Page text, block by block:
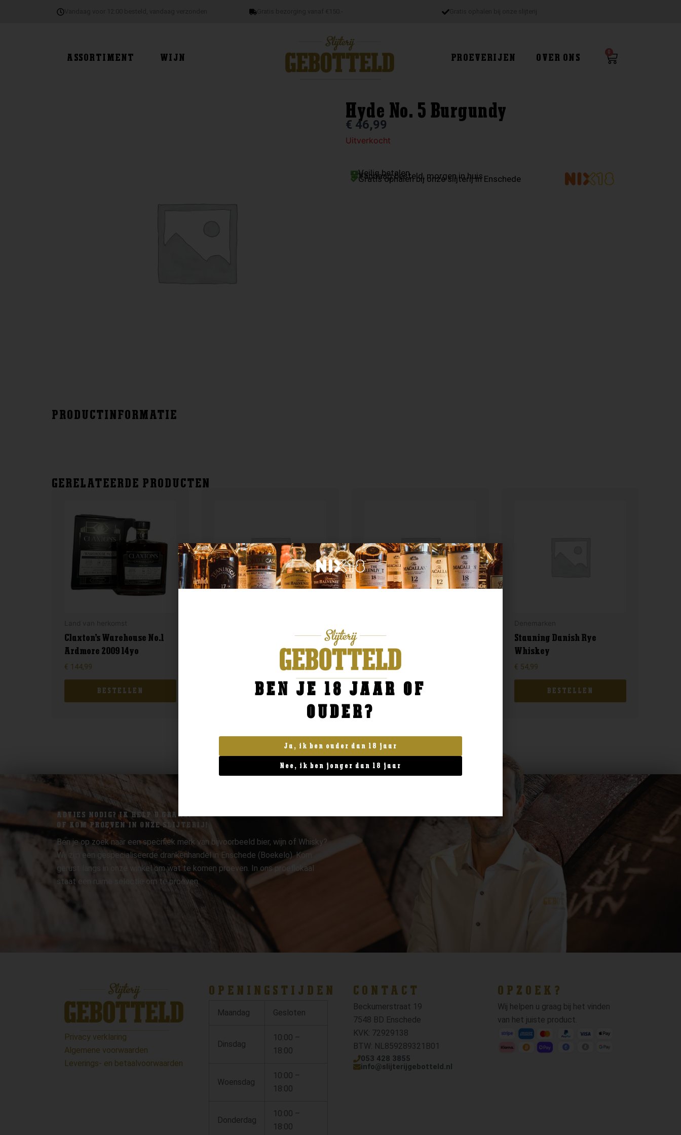
ASSORTIMENT WIJN PROEVERIJEN OVER ONS
0
Winkelwagen
Hyde No. 5 Burgundy
€ 46,99
Uitverkocht
Veilig betalen
Vandaag besteld, morgen in huis
Gratis ophalen bij onze slijterij in Enschede
PRODUCTINFORMATIE
GERELATEERDE PRODUCTEN
Claxton’s Warehouse No.1
Ardmore 2009 14yo
€ 144,99
BESTELLEN
Ardbeg 14yo Anthology
BESTELLEN
Australië
Scapegrace Vanguard
46,99
BESTELLEN
Stauning Danish Rye
Whiskey
€ 54,99
BESTELLEN
ADVIES NODIG? IK HELP U GRAAG.
OF KOM PROEVEN IN ONZE SLIJTERIJ!
Ben je op zoek naar een specifiek merk van bijvoorbeeld bier, wijn of Whisky?
Wij zijn een gespecialiseerde drankenhandel in Enschede (Boekelo). Kom
gerust langs in onze winkel om wat te komen proeven. In ons proeflokaal
staat een ruime selectie om te proeven.
Privacy verklaring
Algemene voorwaarden
Leverings- en betaalvoorwaarden
OPENINGSTIJDEN
Maandag Gesloten
Dinsdag
10:00 –
18:00
Woensdag
10:00 –
18:00
Donderdag
10:00 –
18:00
CONTACT
Beckumerstraat 19
7548 BD Enschede
KVK: 72929138
BTW: NL859289321B01
053 428 3855
info@slijterijgebotteld.nl
OPZOEK?
Wij helpen u graag bij het vinden
van het juiste product.
BEN JE 18 JAAR OF
OUDER?
Ja, ik ben ouder dan 18 jaar
Nee, ik ben jonger dan 18 jaar